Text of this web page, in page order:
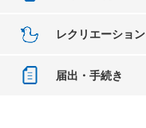
レクリエーション
届出・手続き